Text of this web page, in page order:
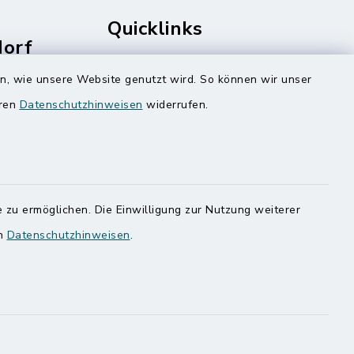
wie unsere Website genutzt wird. So können wir unser
Datenschutzhinweisen widerrufen.
ermöglichen. Die Einwilligung zur Nutzung weiterer
Datenschutzhinweisen.
Haben
uns
Quicklinks
Speicherkoog Meldorfer Koog